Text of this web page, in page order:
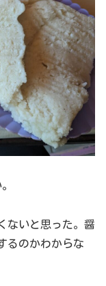
ないと思った。醤
るのかわからな